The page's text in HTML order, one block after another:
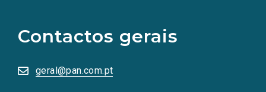
Contactos gerais
geral@pan.com.pt
redes
sociais
numa
nova